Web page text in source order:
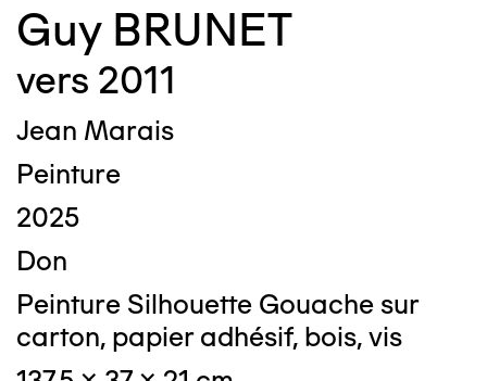
Guy BRUNET
vers 2011
Jean Marais
Peinture
2025
Don
Peinture Silhouette Gouache sur
carton, papier adhésif, bois, vis